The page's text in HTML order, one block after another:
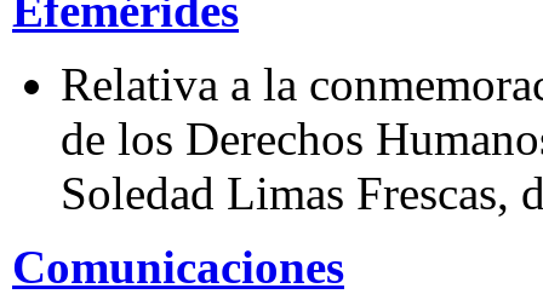
Relativa a la
de los Derechos
Soledad Limas Frescas,
Comunicaciones